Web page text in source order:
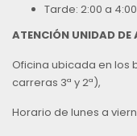
Tarde: 2:00 a
ATENCIÓN UNIDAD
Oficina ubicada en los
carreras 3ª y 2ª),
Horario de lunes a